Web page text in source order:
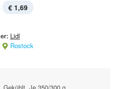
€ 1,69
Lidl
Rostock